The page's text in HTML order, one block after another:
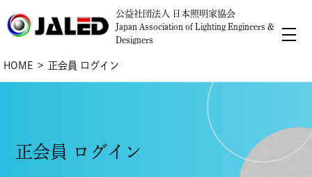
公益社団法人 日本照明家協会
Japan Association of Lighting Engineers &
Designers
HOME 正会員 ログイン
正会員 ログイン